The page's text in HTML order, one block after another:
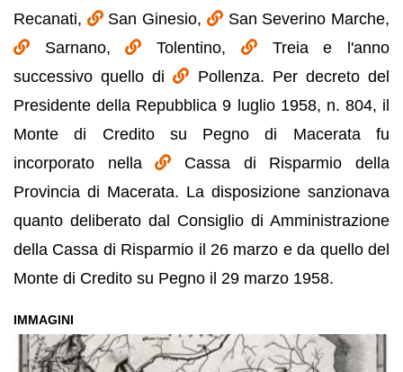
Recanati,
San Ginesio,
San Severino Marche,
Sarnano,
Tolentino,
Treia e l'anno
successivo quello di
Pollenza. Per decreto del
Presidente della Repubblica 9 luglio 1958, n. 804, il
Monte di Credito su Pegno di Macerata fu
incorporato nella
Cassa di Risparmio della
Provincia di Macerata. La disposizione sanzionava
quanto deliberato dal Consiglio di Amministrazione
della Cassa di Risparmio il 26 marzo e da quello del
Monte di Credito su Pegno il 29 marzo 1958.
IMMAGINI